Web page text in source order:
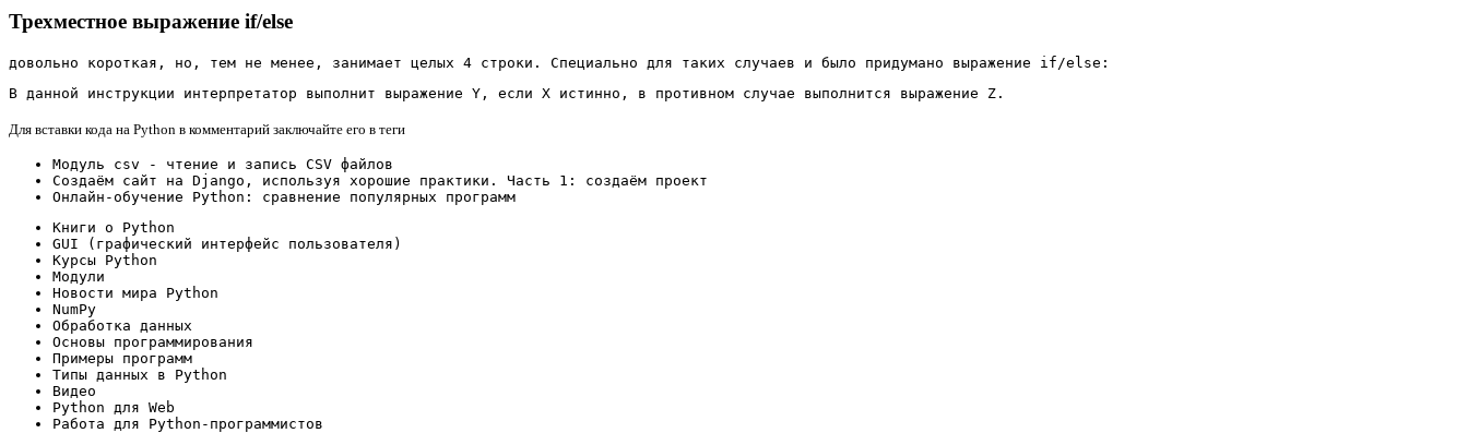
Трехместное выражение if/else
довольно короткая, но, тем не менее, занимает целых 4 строки. Специально для таких случаев и было придумано выражение if/else:
В данной инструкции интерпретатор выполнит выражение Y, если X истинно, в противном случае выполнится выражение Z.
Для вставки кода на Python в комментарий заключайте его в теги
Модуль csv - чтение и запись CSV файлов
Создаём сайт на Django, используя хорошие практики. Часть 1: создаём проект
Онлайн-обучение Python: сравнение популярных программ
Книги о Python
GUI (графический интерфейс пользователя)
Курсы Python
Модули
Новости мира Python
NumPy
Обработка данных
Основы программирования
Примеры программ
Типы данных в Python
Видео
Python для Web
Работа для Python-программистов